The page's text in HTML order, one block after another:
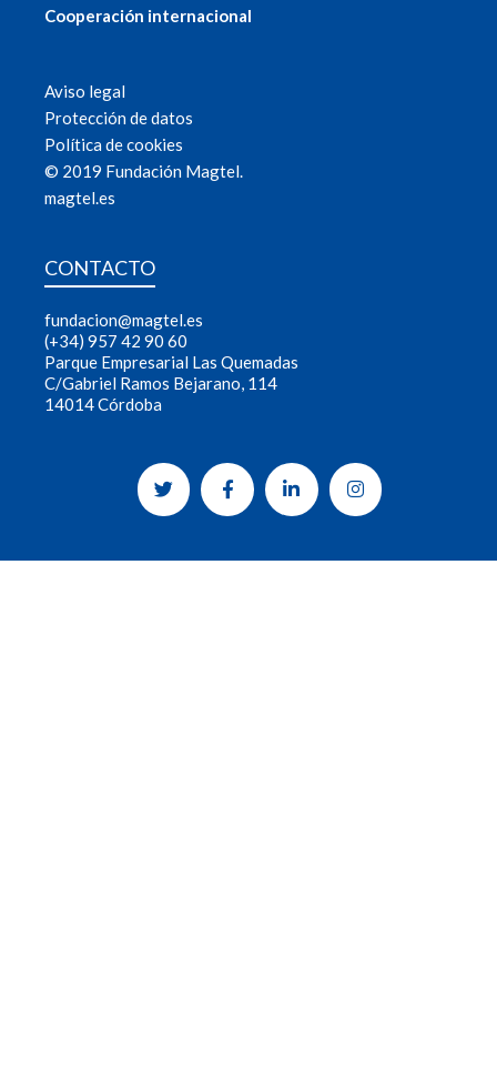
Cooperación internacional
Aviso legal
Protección de datos
Política de cookies
© 2019 Fundación Magtel.
magtel.es
CONTACTO
fundacion@magtel.es
(+34) 957 42 90 60
Parque Empresarial Las Quemadas
C/Gabriel Ramos Bejarano, 114
14014 Córdoba